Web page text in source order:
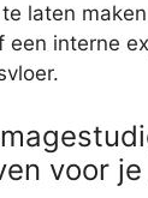
laten
een interne
voor